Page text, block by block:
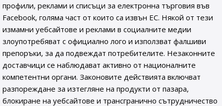
профили, реклами и списъци за електронна търговия във
Facebook, голяма част от които са извън ЕС. Някой от тези
измамни уебсайтове и реклами в социалните медии
злоупотребяват с официално лого и използват фалшиви
препоръки, за да подвеждат потребителите. Незаконните
доставчици се наблюдават активно от националните
компетентни органи. Законовите действията включват
разпореждане за изтегляне на продукти от пазара,
блокиране на уебсайтове и трансгранично сътрудничество